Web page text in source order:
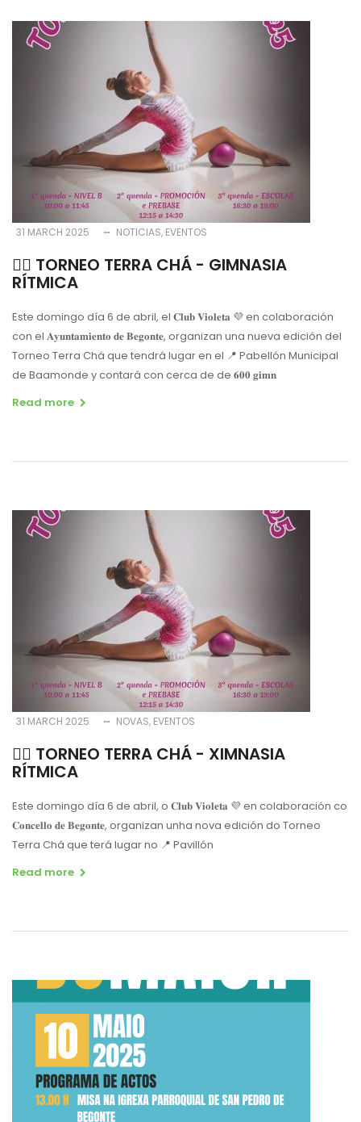
31 MARCH 2025 NOTICIAS EVENTOS
🤸‍♀️ TORNEO TERRA CHÁ - GIMNASIA
RÍTMICA
Este domingo día 6 de abril, el 𝐂𝐥𝐮𝐛 𝐕𝐢𝐨𝐥𝐞𝐭𝐚 💜 en colaboración
con el 𝐀𝐲𝐮𝐧𝐭𝐚𝐦𝐢𝐞𝐧𝐭𝐨 𝐝𝐞 𝐁𝐞𝐠𝐨𝐧𝐭𝐞, organizan una nueva edición del
Torneo Terra Chá que tendrá lugar en el 📍 Pabellón Municipal
de Baamonde y contará con cerca de de 𝟔𝟎𝟎𝐠𝐢𝐦𝐧
Read more
31 MARCH 2025 NOVAS EVENTOS
🤸‍♀️ TORNEO TERRA CHÁ - XIMNASIA
RÍTMICA
Este domingo día 6 de abril, o 𝐂𝐥𝐮𝐛 𝐕𝐢𝐨𝐥𝐞𝐭𝐚 💜en colaboración co
𝐂𝐨𝐧𝐜𝐞𝐥𝐥𝐨 𝐝𝐞 𝐁𝐞𝐠𝐨𝐧𝐭𝐞, organizan unha nova edición do Torneo
Terra Chá que terá lugar no 📍 Pavillón
Read more